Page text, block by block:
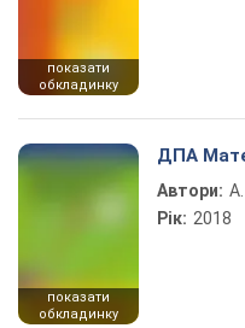
показати
обкладинку
показати
обкладинку
ДПА
Автори:
Рік: 2018